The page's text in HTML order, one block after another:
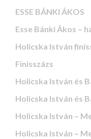
ESSE BÁNKI ÁKOS
Esse Bánki Ákos –
Holicska István
Finisszázs
Holicska István és
Holicska István és
Holicska István –
Holicska István –